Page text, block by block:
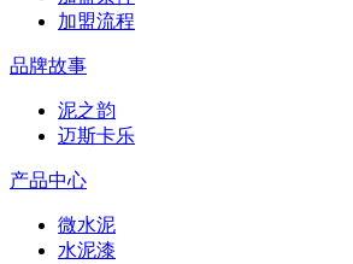
加盟流程
品牌故事
泥之韵
迈斯卡乐
产品中心
微水泥
水泥漆